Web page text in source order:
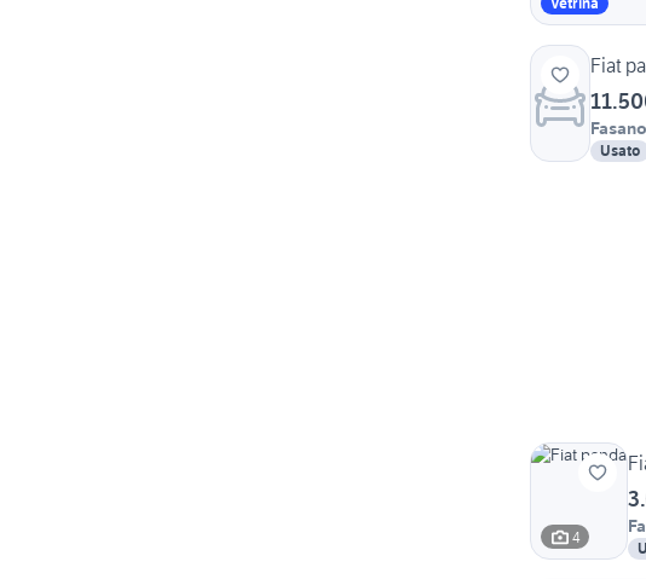
Fiat
Fasano
Usato
4